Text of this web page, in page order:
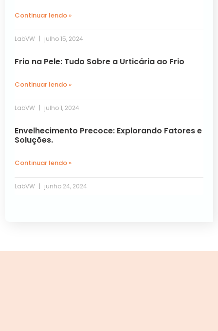
Continuar lendo »
LabVW julho 15, 2024
Frio na Pele: Tudo Sobre a Urticária ao Frio
Continuar lendo »
LabVW julho 1, 2024
Envelhecimento Precoce: Explorando Fatores e
Soluções.
Continuar lendo »
LabVW junho 24, 2024